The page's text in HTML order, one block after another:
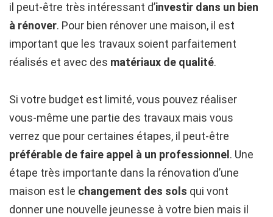
il peut-être très intéressant d’investir dans un bien
à rénover. Pour bien rénover une maison, il est
important que les travaux soient parfaitement
réalisés et avec des matériaux de qualité.
Si votre budget est limité, vous pouvez réaliser
vous-même une partie des travaux mais vous
verrez que pour certaines étapes, il peut-être
préférable de faire appel à un professionnel . Une
étape très importante dans la rénovation d’une
maison est le changement des sols qui vont
donner une nouvelle jeunesse à votre bien mais il